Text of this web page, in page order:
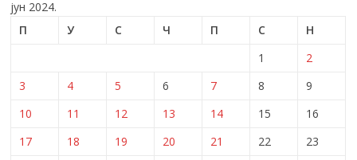
јун 2024.
П
У С Ч П С
Н
1
2
3
4 5 6 7 8
9
10
11 12 13 14 15
16
17
18 19 20 21 22
23